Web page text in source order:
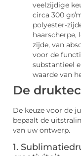
veelzijdige
circa 300 gr/
polyester-
haarscherpe,
zijde, van
voor de
substantieel
waarde van
De
De keuze voor de
bepaalt de
van uw ontwerp.
1.